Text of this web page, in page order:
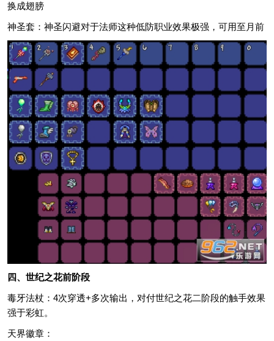
换成翅膀
神圣套：神圣闪避对于法师这种低防职业效果极强，可用至月前
四、世纪之花前阶段
毒牙法杖：4次穿透+多次输出，对付世纪之花二阶段的触手效果
强于彩虹。
天界徽章：